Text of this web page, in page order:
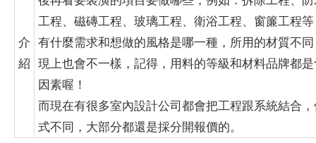
介
紹
工程、磁磚工程、玻璃工程、衛浴工程、窗簾工程
有什麼需求和想做的風格是哪一種，所用的材質不
現上也會不一樣，記得，用料的等級和材料品牌都
因素喔！
而現在有很多室內設計公司都會把工程跟系統結合
式不同，大部分都還是採分開報價的。